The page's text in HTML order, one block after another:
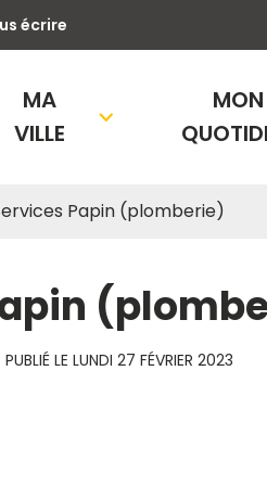
écrire
MA
VILLE
MON
Papin (plomberie)
PUBLIÉ LE LUNDI 27 FÉVRIER 2023